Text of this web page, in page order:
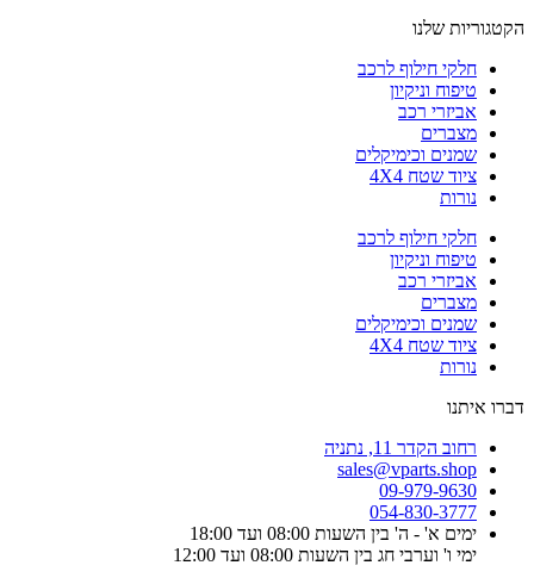
הקטגוריות שלנו
חלקי חילוף לרכב
טיפוח וניקיון
אביזרי רכב
מצברים
שמנים וכימיקלים
ציוד שטח 4X4
נורות
חלקי חילוף לרכב
טיפוח וניקיון
אביזרי רכב
מצברים
שמנים וכימיקלים
ציוד שטח 4X4
נורות
דברו איתנו
רחוב הקדר 11, נתניה
sales@vparts.shop
09-979-9630
054-830-3777
ימים א' - ה' בין השעות 08:00 ועד 18:00
ימי ו' וערבי חג בין השעות 08:00 ועד 12:00